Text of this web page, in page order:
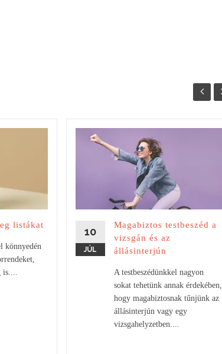
listákat
könnyedén
is....
10
JÚL
Magabiztos testbeszéd a
vizsgán és az
állásinterjún
A testbeszédünkkel nagyon
sokat tehetünk annak érdekében,
hogy magabiztosnak tűnjünk az
állásinterjún vagy egy
vizsgahelyzetben....